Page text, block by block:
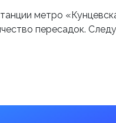
метро
пересадок.